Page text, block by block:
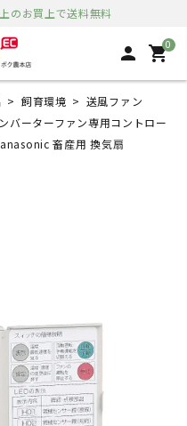
のお買上で送料無料
person 0
shopping_cart
飼育環境
送風ファン
バーターファン専用コントロー
畜産用 換気扇